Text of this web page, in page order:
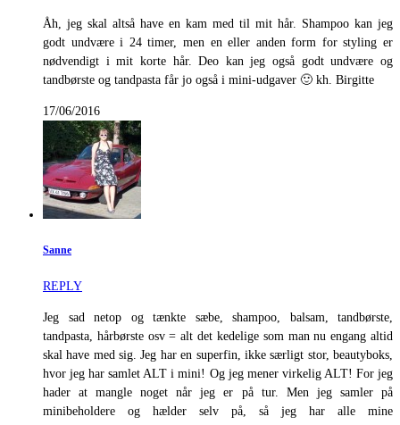
Åh, jeg skal altså have en kam med til mit hår. Shampoo kan jeg
godt undvære i 24 timer, men en eller anden form for styling er
nødvendigt i mit korte hår. Deo kan jeg også godt undvære og
tandbørste og tandpasta får jo også i mini-udgaver 🙂 kh. Birgitte
17/06/2016
Sanne
REPLY
Jeg sad netop og tænkte sæbe, shampoo, balsam, tandbørste,
tandpasta, hårbørste osv = alt det kedelige som man nu engang altid
skal have med sig. Jeg har en superfin, ikke særligt stor, beautyboks,
hvor jeg har samlet ALT i mini! Og jeg mener virkelig ALT! For jeg
hader at mangle noget når jeg er på tur. Men jeg samler på
minibeholdere og hælder selv på, så jeg har alle mine